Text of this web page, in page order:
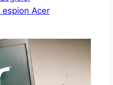
Acer